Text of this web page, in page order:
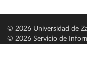
© 2026 Universidad de
© 2026 Servicio de